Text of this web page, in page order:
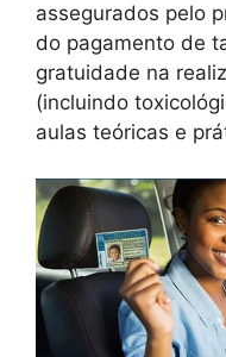
assegurados pelo
do pagamento de
gratuidade na
(incluindo
aulas teóricas e